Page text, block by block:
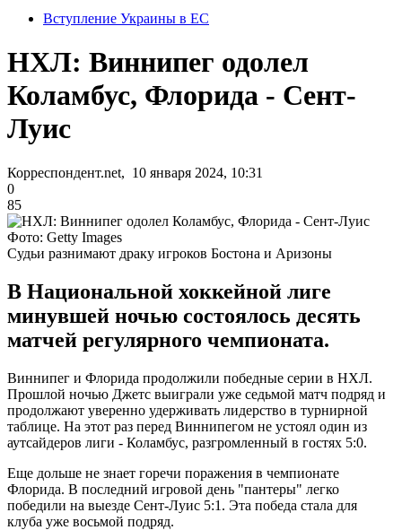
Вступление Украины в ЕС
НХЛ: Виннипег одолел
Коламбус, Флорида - Сент-
Луис
Корреспондент.net, 10 января 2024, 10:31
0
85
Фото: Getty Images
Судьи разнимают драку игроков Бостона и Аризоны
В Национальной хоккейной лиге
минувшей ночью состоялось десять
матчей регулярного чемпионата.
Виннипег и Флорида продолжили победные серии в НХЛ.
Прошлой ночью Джетс выиграли уже седьмой матч подряд и
продолжают уверенно удерживать лидерство в турнирной
таблице. На этот раз перед Виннипегом не устоял один из
аутсайдеров лиги - Коламбус, разгромленный в гостях 5:0.
Еще дольше не знает горечи поражения в чемпионате
Флорида. В последний игровой день "пантеры" легко
победили на выезде Сент-Луис 5:1. Эта победа стала для
клуба уже восьмой подряд.